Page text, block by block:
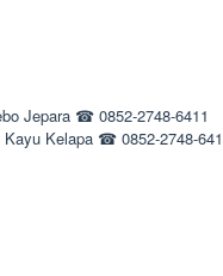
Kelapa ☎ 0852-2748-